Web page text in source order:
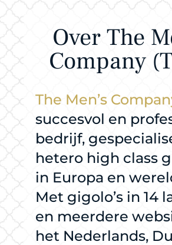
Over The
Company
The Men’s
succesvol en
bedrijf,
hetero high class
in Europa en
Met gigolo’s in 14
en meerdere
het Nederlands,